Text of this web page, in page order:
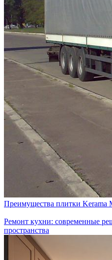
Преимущества плитки Kerama
Ремонт кухни: современные
пространства